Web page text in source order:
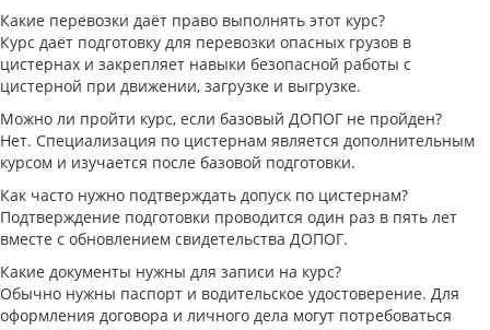
Какие перевозки даёт право выполнять этот курс?
Курс даёт подготовку для перевозки опасных грузов в
цистернах и закрепляет навыки безопасной работы с
цистерной при движении, загрузке и выгрузке.
Можно ли пройти курс, если базовый ДОПОГ не пройден?
Нет. Специализация по цистернам является дополнительным
курсом и изучается после базовой подготовки.
Как часто нужно подтверждать допуск по цистернам?
Подтверждение подготовки проводится один раз в пять лет
вместе с обновлением свидетельства ДОПОГ.
Какие документы нужны для записи на курс?
Обычно нужны паспорт и водительское удостоверение. Для
оформления договора и личного дела могут потребоваться